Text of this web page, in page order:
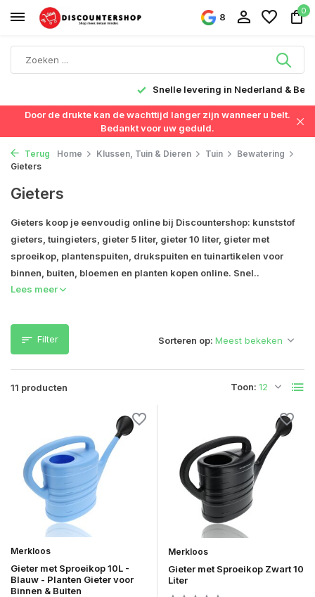
8
0
Snelle levering in Nederland & België
Door de drukte kan de wachttijd langer zijn wanneer u belt.
Bedankt voor uw geduld.
Terug Home Klussen, Tuin & Dieren Tuin
Bewatering
Gieters
Gieters
Gieters koop je eenvoudig online bij Discountershop: kunststof
gieters, tuingieters, gieter 5 liter, gieter 10 liter, gieter met
sproeikop, plantenspuiten, drukspuiten en tuinartikelen voor
binnen, buiten, bloemen en planten kopen online. Snel..
Lees meer
Filter
11 producten Toon:
Sorteren op:
Merkloos
Gieter met Sproeikop 10L -
Blauw - Planten Gieter voor
Binnen & Buiten
Merkloos
Gieter met Sproeikop Zwart 10
Liter